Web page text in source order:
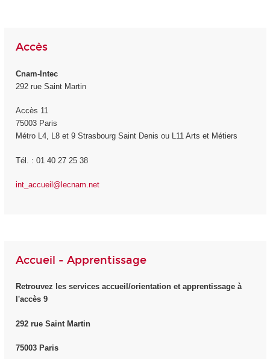
Accès
Cnam-Intec
292 rue Saint Martin
Accès 11
75003 Paris
Métro L4, L8 et 9 Strasbourg Saint Denis ou L11 Arts et Métiers
Tél. : 01 40 27 25 38
int_accueil@lecnam.net
Accueil - Apprentissage
Retrouvez les services accueil/orientation et apprentissage à
l'accès 9
292 rue Saint Martin
75003 Paris